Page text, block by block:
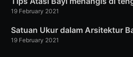
19 February 2021
Satuan Ukur dalam Arsitektur
19 February 2021